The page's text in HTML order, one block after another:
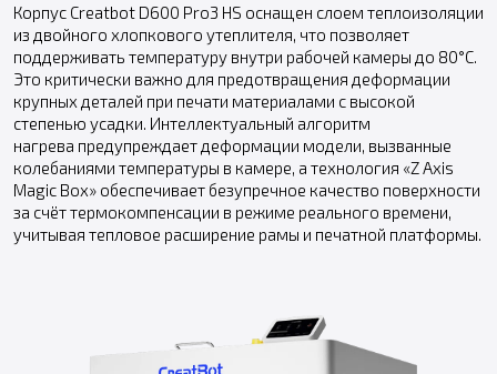
Корпус Creatbot D600 Pro3 HS оснащен слоем теплоизоляции
из двойного хлопкового утеплителя, что позволяет
поддерживать температуру внутри рабочей камеры до 80°C.
Это критически важно для предотвращения деформации
крупных деталей при печати материалами с высокой
степенью усадки. Интеллектуальный алгоритм
нагрева предупреждает деформации модели, вызванные
колебаниями температуры в камере, а технология «Z Axis
Magic Box» обеспечивает безупречное качество поверхности
за счёт термокомпенсации в режиме реального времени,
учитывая тепловое расширение рамы и печатной платформы.